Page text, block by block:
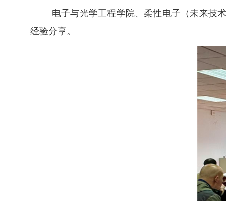
电子与光学工程学院、柔性电子（未来技
经验分享。